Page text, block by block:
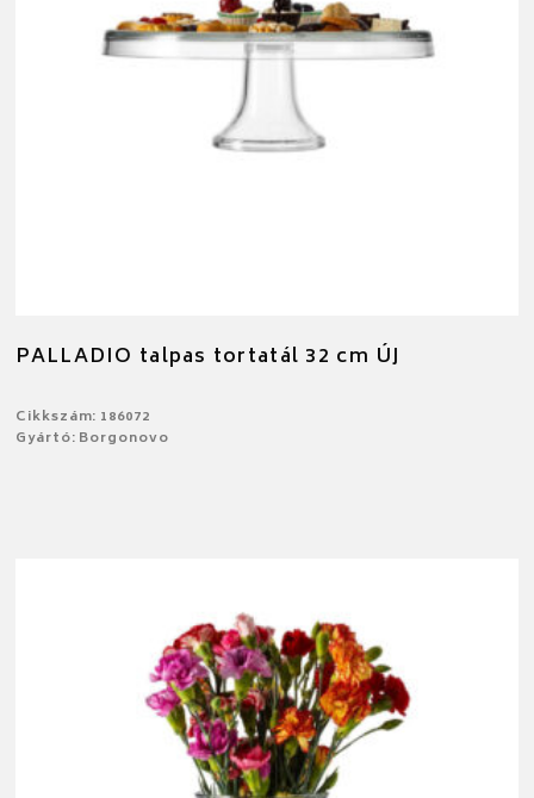
PALLADIO talpas tortatál 32 cm ÚJ
Cikkszám: 186072
Gyártó: Borgonovo